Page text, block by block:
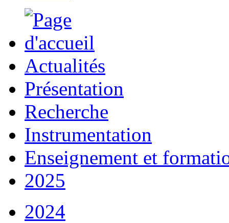
Actualités
Présentation
Recherche
Instrumentation
Enseignement et
2025
2024